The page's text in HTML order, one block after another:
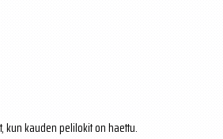
kun kauden pelilokit on haettu.